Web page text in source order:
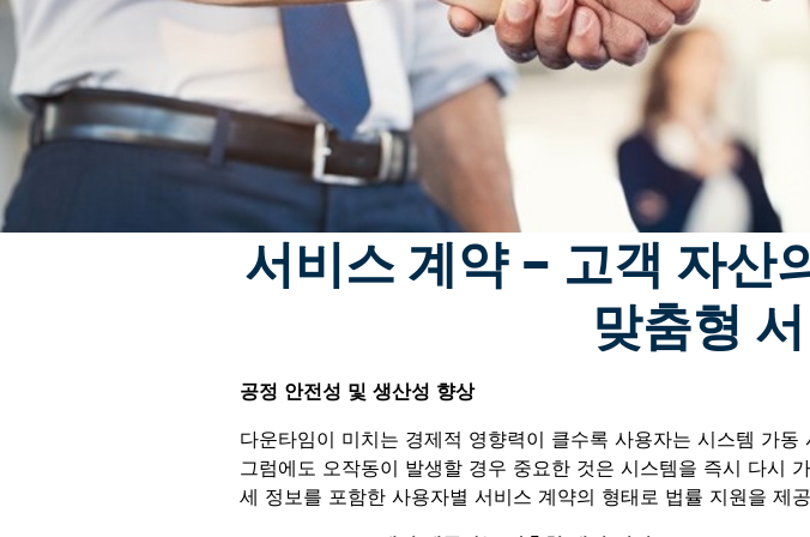
서비스 계약 – 고객 자산
맞춤형
공정 안전성 및 생산성 향상
다운타임이 미치는 경제적 영향력이 클수록 사용자는 시스템 가
그럼에도 오작동이 발생할 경우 중요한 것은 시스템을 즉시 다시
세 정보를 포함한 사용자별 서비스 계약의 형태로 법률 지원을 제